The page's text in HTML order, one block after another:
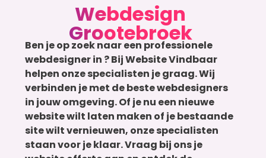
Webdesign
Grootebroek
Ben je op zoek naar een professionele
webdesigner in ? Bij Website Vindbaar
helpen onze specialisten je graag. Wij
verbinden je met de beste webdesigners
in jouw omgeving. Of je nu een nieuwe
website wilt laten maken of je bestaande
site wilt vernieuwen, onze specialisten
staan voor je klaar. Vraag bij ons je